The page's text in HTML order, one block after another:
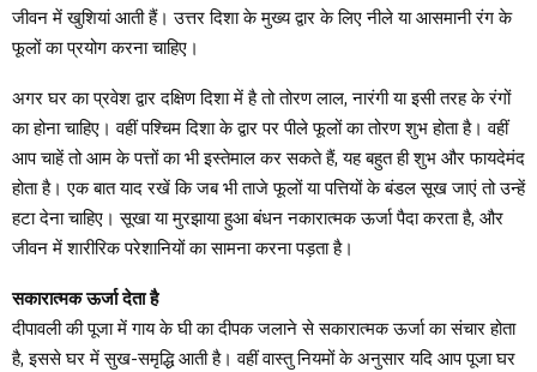
जीवन में खुशियां आती हैं। उत्तर दिशा के मुख्य द्वार के लिए नीले या आसमानी रंग के
फूलों का प्रयोग करना चाहिए।
अगर घर का प्रवेश द्वार दक्षिण दिशा में है तो तोरण लाल, नारंगी या इसी तरह के रंगों
का होना चाहिए। वहीं पश्चिम दिशा के द्वार पर पीले फूलों का तोरण शुभ होता है। वहीं
आप चाहें तो आम के पत्तों का भी इस्तेमाल कर सकते हैं, यह बहुत ही शुभ और फायदेमंद
होता है। एक बात याद रखें कि जब भी ताजे फूलों या पत्तियों के बंडल सूख जाएं तो उन्हें
हटा देना चाहिए। सूखा या मुरझाया हुआ बंधन नकारात्मक ऊर्जा पैदा करता है, और
जीवन में शारीरिक परेशानियों का सामना करना पड़ता है।
सकारात्मक ऊर्जा देता है
दीपावली की पूजा में गाय के घी का दीपक जलाने से सकारात्मक ऊर्जा का संचार होता
है, इससे घर में सुख-समृद्धि आती है। वहीं वास्तु नियमों के अनुसार यदि आप पूजा घर